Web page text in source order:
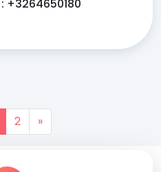
+3264650180
2 »